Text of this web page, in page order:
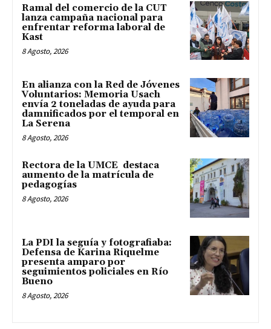
Ramal del comercio de la CUT
lanza campaña nacional para
enfrentar reforma laboral de
Kast
8 Agosto, 2026
En alianza con la Red de Jóvenes
Voluntarios: Memoria Usach
envía 2 toneladas de ayuda para
damnificados por el temporal en
La Serena
8 Agosto, 2026
Rectora de la UMCE destaca
aumento de la matrícula de
pedagogías
8 Agosto, 2026
La PDI la seguía y fotografiaba:
Defensa de Karina Riquelme
presenta amparo por
seguimientos policiales en Río
Bueno
8 Agosto, 2026